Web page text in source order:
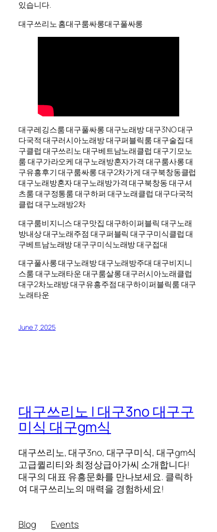
있습니다.
대구쓰리노 홈대구룸싸롱대구풀싸롱
대구레깅스룸 대구풀싸롱 대구노래방 대구3NO 대구
다국적 대구러시아노래방 대구퍼블릭룸 대구술집 대
구클럽 대구쓰리노 대구베트남노래클럽 대구기모노
룸 대구가라오케 대구노래방혼자가격 대구룸사롱 대
구유흥후기 대구룸싸롱 대구2차가게 대구북창동클럽
대구노래방혼자 대구노래방가격 대구북창동 대구셔
츠룸 대구정통룸 대구하퍼 대구노래클럽 대구다국적
클럽 대구노래방2차
대구룸비지니스 대구맛집 대구하이퍼블릭 대구노래
방내상 대구노래주점 대구퍼블릭 대구구미식클럽 대
구베트남노래방 대구구미식노래방 대구접대
대구풀사롱 대구노래방 대구노래방주대 대구비지니
스룸 대구노래타운 대구룸살롱 대구러시아노래클럽
대구2차노래방 대구유흥주점 대구하이퍼블릭룸 대구
노래타운
June 7, 2025
대구쓰리노 | 대구3no 대구구
미식 대구gm식
대구쓰리노, 대구3no, 대구구미식, 대구gm식
고급퀼리티와 최정상급아가씨 소개합니다!
대구의 대표 유흥문화를 만나보세요. 클릭하
여 대구쓰리노의 매력을 경험하세요!
Blog
Events